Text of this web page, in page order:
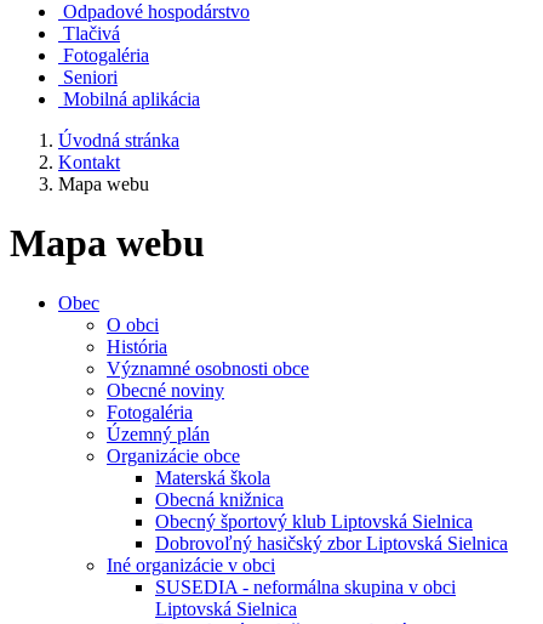
Odpadové hospodárstvo
Tlačivá
Fotogaléria
Seniori
Mobilná aplikácia
Úvodná stránka
Kontakt
Mapa webu
Mapa webu
Obec
O obci
História
Významné osobnosti obce
Obecné noviny
Fotogaléria
Územný plán
Organizácie obce
Materská škola
Obecná knižnica
Obecný športový klub Liptovská Sielnica
Dobrovoľný hasičský zbor Liptovská Sielnica
Iné organizácie v obci
SUSEDIA - neformálna skupina v obci
Liptovská Sielnica